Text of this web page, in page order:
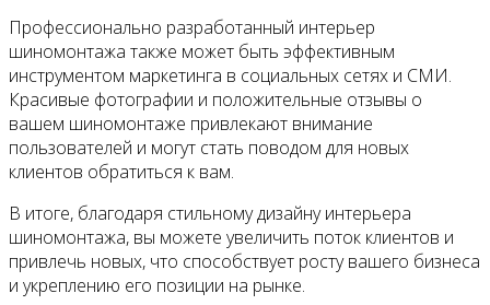
Профессионально разработанный интерьер
шиномонтажа также может быть эффективным
инструментом маркетинга в социальных сетях и СМИ.
Красивые фотографии и положительные отзывы о
вашем шиномонтаже привлекают внимание
пользователей и могут стать поводом для новых
клиентов обратиться к вам.
В итоге, благодаря стильному дизайну интерьера
шиномонтажа, вы можете увеличить поток клиентов и
привлечь новых, что способствует росту вашего бизнеса
и укреплению его позиции на рынке.